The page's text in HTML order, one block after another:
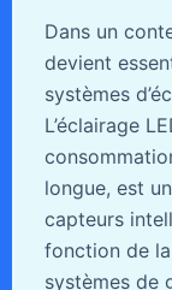
Dans un
devient
systèmes
L’éclairage
longue, est
capteurs
fonction de
systèmes de